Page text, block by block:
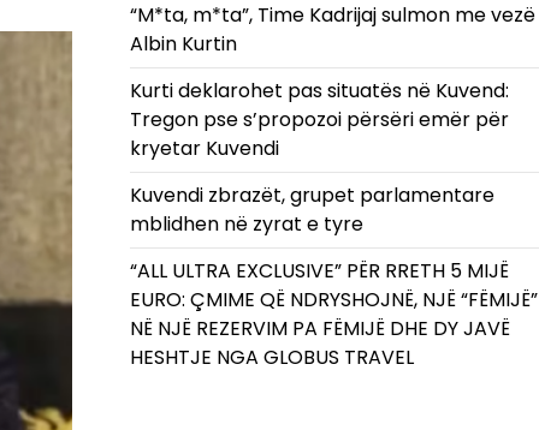
“M*ta, m*ta”, Time Kadrijaj sulmon me vezë
Albin Kurtin
Kurti deklarohet pas situatës në Kuvend:
Tregon pse s’propozoi përsëri emër për
kryetar Kuvendi
Kuvendi zbrazët, grupet parlamentare
mblidhen në zyrat e tyre
“ALL ULTRA EXCLUSIVE” PËR RRETH 5 MIJË
EURO: ÇMIME QË NDRYSHOJNË, NJË “FËMIJË”
NË NJË REZERVIM PA FËMIJË DHE DY JAVË
HESHTJE NGA GLOBUS TRAVEL